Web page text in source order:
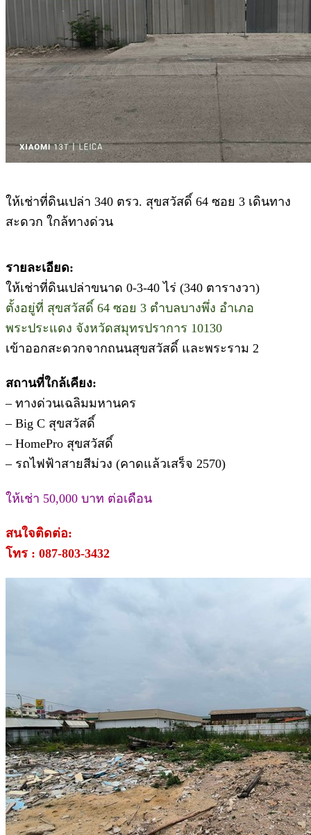
ให้เช่าที่ดินเปล่า 340 ตรว. สุขสวัสดิ์ 64 ซอย 3 เดินทาง
สะดวก ใกล้ทางด่วน
รายละเอียด:
ให้เช่าที่ดินเปล่าขนาด 0-3-40 ไร่ (340 ตารางวา)
ตั้งอยู่ที่ สุขสวัสดิ์ 64 ซอย 3 ตำบลบางพึ่ง อำเภอ
พระประแดง จังหวัดสมุทรปราการ 10130
เข้าออกสะดวกจากถนนสุขสวัสดิ์ และพระราม 2
สถานที่ใกล้เคียง:
– ทางด่วนเฉลิมมหานคร
– Big C สุขสวัสดิ์
– HomePro สุขสวัสดิ์
– รถไฟฟ้าสายสีม่วง (คาดแล้วเสร็จ 2570)
ให้เช่า 50,000 บาท ต่อเดือน
สนใจติดต่อ:
โทร : 087-803-3432